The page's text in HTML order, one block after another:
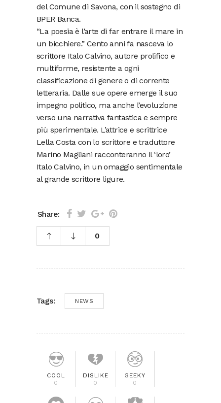
del Comune di Savona, con il sostegno di
BPER Banca.
“La poesia è l’arte di far entrare il mare in
un bicchiere.” Cento anni fa nasceva lo
scrittore Italo Calvino, autore prolifico e
multiforme, resistente a ogni
classificazione di genere o di corrente
letteraria. Dalle sue opere emerge il suo
impegno politico, ma anche l’evoluzione
verso una narrativa fantastica e sempre
più sperimentale. L’attrice e scrittrice
Lella Costa con lo scrittore e traduttore
Marino Magliani racconteranno il ‘loro’
Italo Calvino, in un omaggio sentimentale
al grande scrittore ligure.
Share:
0
Tags: NEWS
COOL
0
DISLIKE
0
GEEKY
0